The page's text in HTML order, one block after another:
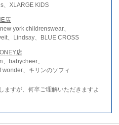
、XLARGE KIDS
店
york childrenswear、
、Lindsay、BLUE CROSS
店
babycheer、
、キリンのソフィ
ますが、何卒ご理解いただきますよ